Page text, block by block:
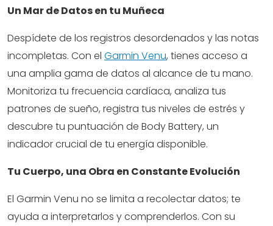
Un Mar de Datos en tu Muñeca
Despídete de los registros desordenados y las notas
incompletas. Con el Garmin Venu, tienes acceso a
una amplia gama de datos al alcance de tu mano.
Monitoriza tu frecuencia cardíaca, analiza tus
patrones de sueño, registra tus niveles de estrés y
descubre tu puntuación de Body Battery, un
indicador crucial de tu energía disponible.
Tu Cuerpo, una Obra en Constante Evolución
El Garmin Venu no se limita a recolectar datos; te
ayuda a interpretarlos y comprenderlos. Con su